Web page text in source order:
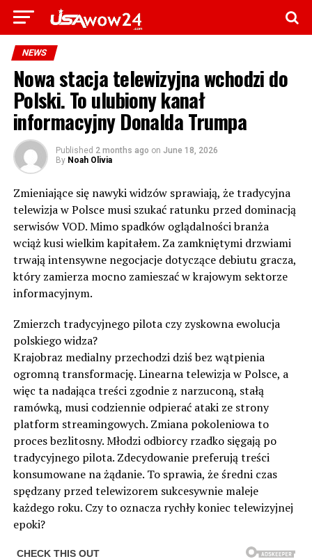
NEWS
Nowa stacja telewizyjna wchodzi do
Polski. To ulubiony kanał
informacyjny Donalda Trumpa
Published 2 months ago on June 18, 2026
By Noah Olivia
Zmieniające się nawyki widzów sprawiają, że tradycyjna
telewizja w Polsce musi szukać ratunku przed dominacją
serwisów VOD. Mimo spadków oglądalności branża
wciąż kusi wielkim kapitałem. Za zamkniętymi drzwiami
trwają intensywne negocjacje dotyczące debiutu gracza,
który zamierza mocno zamieszać w krajowym sektorze
informacyjnym.
Zmierzch tradycyjnego pilota czy zyskowna ewolucja
polskiego widza?
Krajobraz medialny przechodzi dziś bez wątpienia
ogromną transformację. Linearna telewizja w Polsce, a
więc ta nadająca treści zgodnie z narzuconą, stałą
ramówką, musi codziennie odpierać ataki ze strony
platform streamingowych. Zmiana pokoleniowa to
proces bezlitosny. Młodzi odbiorcy rzadko sięgają po
tradycyjnego pilota. Zdecydowanie preferują treści
konsumowane na żądanie. To sprawia, że średni czas
spędzany przed telewizorem sukcesywnie maleje
każdego roku. Czy to oznacza rychły koniec telewizyjnej
epoki?